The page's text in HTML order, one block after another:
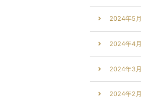
2024年5月
2024年4月
2024年3月
2024年2月